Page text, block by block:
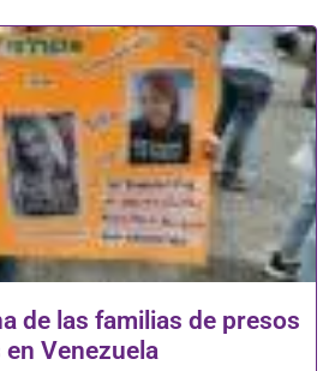
de las familias de presos
Venezuela